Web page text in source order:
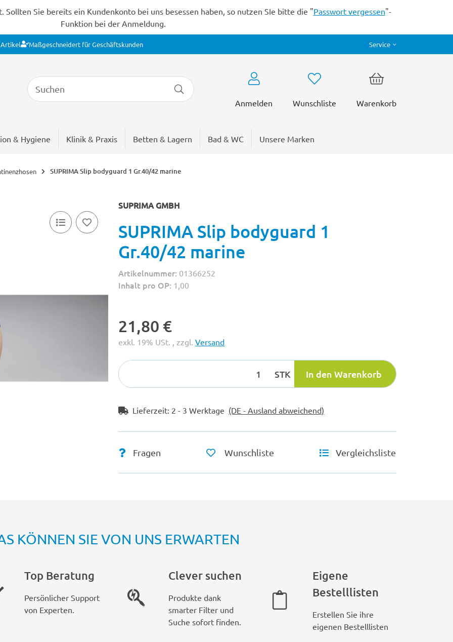
Sie bereits ein Kundenkonto bei uns besessen haben, so nutzen SIe bitte die "Passwort vergessen"-
Funktion bei der Anmeldung.
Artikel Maßgeschneidert für Geschäftskunden Service
Anmelden Wunschliste Warenkorb
& Hygiene Klinik & Praxis Betten & Lagern Bad & WC Unsere Marken
SUPRIMA Slip bodyguard 1 Gr.40/42 marine
SUPRIMA GMBH
SUPRIMA Slip bodyguard 1
Gr.40/42 marine
Artikelnummer: 01366252
Inhalt pro OP: 1,00
21,80 €
exkl. 19% USt. , zzgl. Versand
STK In den Warenkorb
Lieferzeit: 2 - 3 Werktage (DE - Ausland abweichend)
Fragen Wunschliste Vergleichsliste
KÖNNEN SIE VON UNS ERWARTEN
Top Beratung
Persönlicher Support
von Experten.
Clever suchen
Produkte dank
smarter Filter und
Suche sofort finden.
Eigene
Bestelllisten
Erstellen Sie ihre
eigenen Bestelllisten